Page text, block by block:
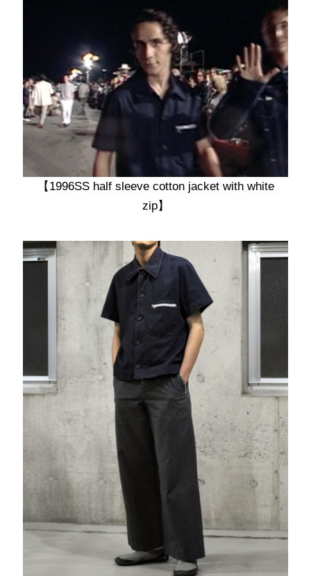
【1996SS half sleeve cotton jacket with white
zip】